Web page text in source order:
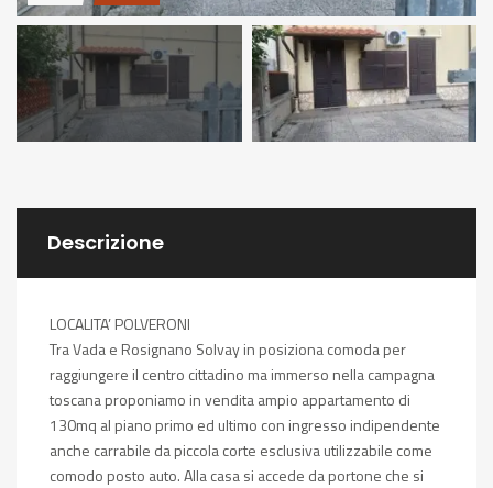
Descrizione
LOCALITA’ POLVERONI
Tra Vada e Rosignano Solvay in posiziona comoda per
raggiungere il centro cittadino ma immerso nella campagna
toscana proponiamo in vendita ampio appartamento di
130mq al piano primo ed ultimo con ingresso indipendente
anche carrabile da piccola corte esclusiva utilizzabile come
comodo posto auto. Alla casa si accede da portone che si